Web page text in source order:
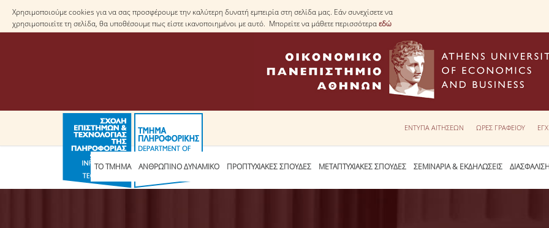
Χρησιμοποιούμε cookies για να σας προσφέρουμε την καλύτερη δυνατή εμπειρία στη σελίδα μας. Εάν συνεχίσετε να
χρησιμοποιείτε τη σελίδα, θα υποθέσουμε πως είστε ικανοποιημένοι με αυτό. Μπορείτε να μάθετε περισσότεραεδώ
ΕΝΤΥΠΑ ΑΙΤΗΣΕΩΝ ΩΡΕΣ ΓΡΑΦΕΙΟΥ
ΤΟ ΤΜΗΜΑ ΑΝΘΡΩΠΙΝΟ ΔΥΝΑΜΙΚΟ ΠΡΟΠΤΥΧΙΑΚΕΣ ΣΠΟΥΔΕΣ ΜΕΤΑΠΤΥΧΙΑΚΕΣ ΣΠΟΥΔΕΣ ΣΕΜΙΝΑΡΙΑ & ΕΚΔΗΛΩΣΕΙΣ